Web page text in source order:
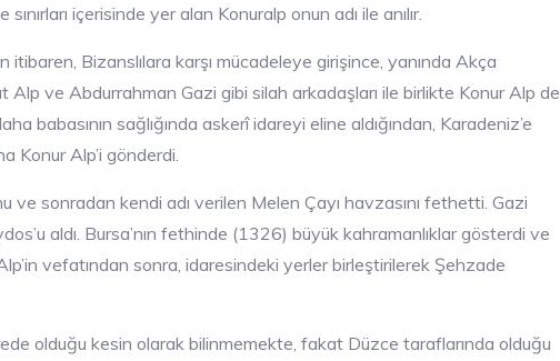
içerisinde yer alan Konuralp onun adı ile anılır.
itibaren, Bizanslılara karşı mücadeleye girişince, yanında Akça
Alp ve Abdurrahman Gazi gibi silah arkadaşları ile birlikte Konur Alp de
babasının sağlığında askerî idareyi eline aldığından, Karadeniz’e
Konur Alp’i gönderdi.
ve sonradan kendi adı verilen Melen Çayı havzasını fethetti. Gazi
aldı. Bursa’nın fethinde (1326) büyük kahramanlıklar gösterdi ve
vefatından sonra, idaresindeki yerler birleştirilerek Şehzade
olduğu kesin olarak bilinmemekte, fakat Düzce taraflarında olduğu